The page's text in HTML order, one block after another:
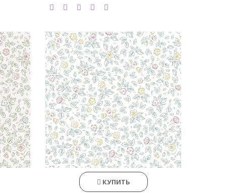
КУПИТЬ